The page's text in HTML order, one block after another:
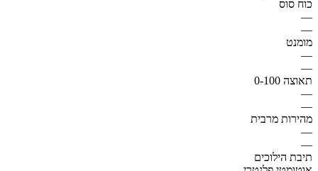
כוח סוס
—
—
מומנט
—
—
תאוצה 0-100
—
—
מהירות מרבית
—
—
תיבת הילוכים